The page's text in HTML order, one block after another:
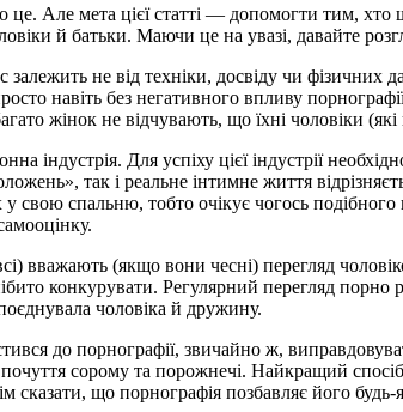
це. Але мета цієї статті — допомогти тим,
й батьки. Маючи це на увазі, давайте
залежить не від техніки, досвіду чи
навіть без негативного впливу
жінок не відчувають, що їхні чоловіки
індустрія. Для успіху цієї індустрії
так і реальне інтимне життя
свою спальню, тобто очікує чогось
вважають (якщо вони чесні) перегляд
конкурувати. Регулярний перегляд
чоловіка й дружину.
до порнографії, звичайно ж,
сорому та порожнечі. Найкращий
сказати, що порнографія позбавляє його